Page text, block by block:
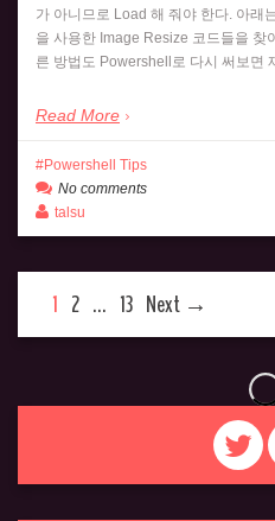
가 아니므로 Load 해 줘야 한다. 아래
을 사용한 Image Resize 코드들을 찾
른 방법도 Powershell로 다시 써보면
Read More
Powershell Tips
No comments
talsu
1 2 … 13 Next →